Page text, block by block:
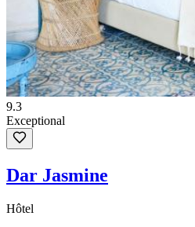
9.3
Exceptional
Dar Jasmine
Hôtel